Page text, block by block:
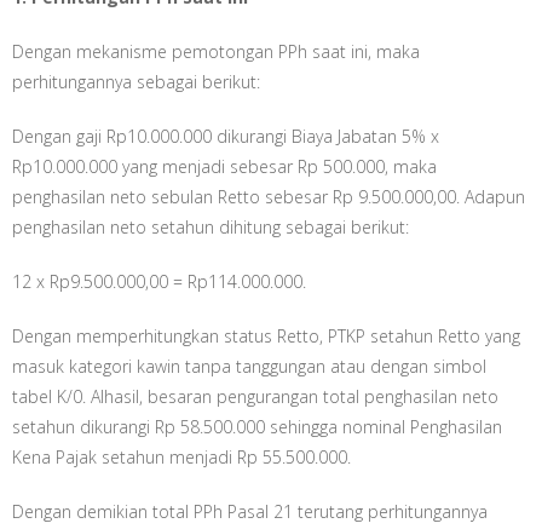
Dengan mekanisme pemotongan PPh saat ini, maka
perhitungannya sebagai berikut:
Dengan gaji Rp10.000.000 dikurangi Biaya Jabatan 5% x
Rp10.000.000 yang menjadi sebesar Rp 500.000, maka
penghasilan neto sebulan Retto sebesar Rp 9.500.000,00. Adapun
penghasilan neto setahun dihitung sebagai berikut:
12 x Rp9.500.000,00 = Rp114.000.000.
Dengan memperhitungkan status Retto, PTKP setahun Retto yang
masuk kategori kawin tanpa tanggungan atau dengan simbol
tabel K/0. Alhasil, besaran pengurangan total penghasilan neto
setahun dikurangi Rp 58.500.000 sehingga nominal Penghasilan
Kena Pajak setahun menjadi Rp 55.500.000.
Dengan demikian total PPh Pasal 21 terutang perhitungannya